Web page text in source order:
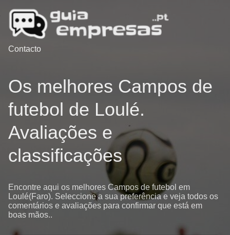
Contacto
Os melhores Campos de
futebol de Loulé.
Avaliações e
classificações
Encontre aqui os melhores Campos de futebol em
Loulé(Faro). Seleccione a sua preferência e veja todos os
comentários e avaliações para confirmar que está em
boas mãos..